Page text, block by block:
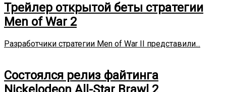
Трейлер открытой беты стратегии
Men of War 2
Разработчики стратегии Men of War II представили...
Состоялся релиз файтинга